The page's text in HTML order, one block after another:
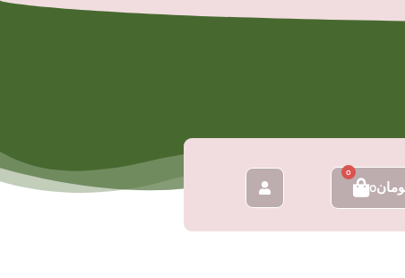
0
0
سبد
خرید